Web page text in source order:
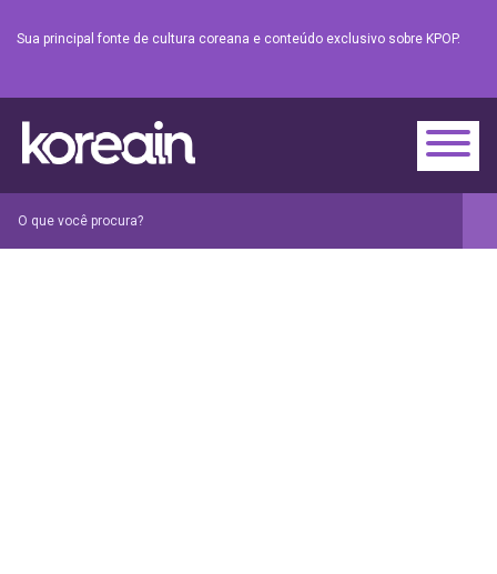
Sua principal fonte de cultura coreana e conteúdo exclusivo sobre KPOP.